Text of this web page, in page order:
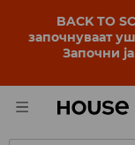
BACK TO
започнуваат
Започни